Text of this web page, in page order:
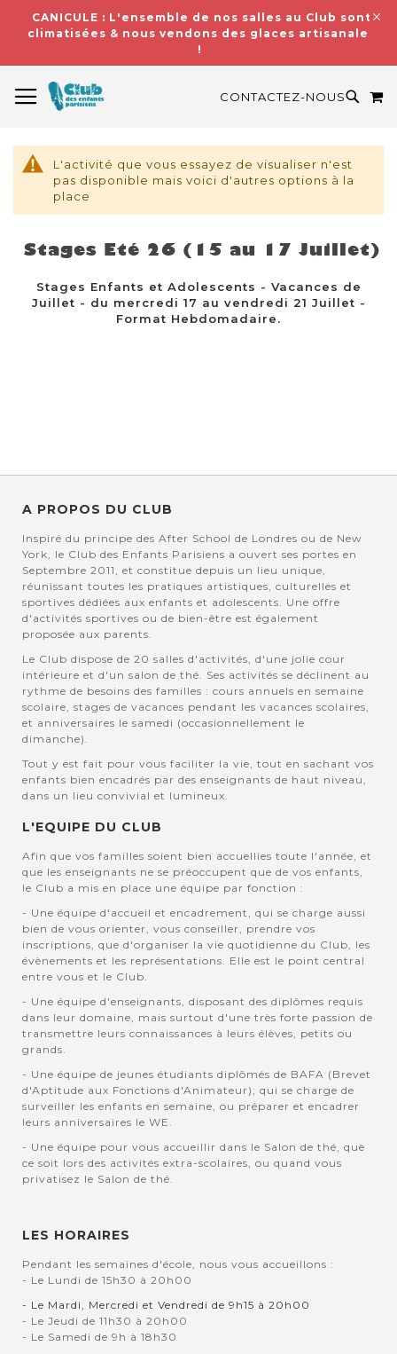
CANICULE : L'ensemble de nos salles au Club sont
climatisées & nous vendons des glaces artisanales
!
CONTACTEZ-NOUS
L'activité que vous essayez de visualiser n'est
pas disponible mais voici d'autres options à la
place
Stages Eté 26 (15 au 17 Juillet)
Stages Enfants et Adolescents - Vacances de
Juillet - du mercredi 17 au vendredi 21 Juillet -
Format Hebdomadaire.
A PROPOS DU CLUB
Inspiré du principe des After School de Londres ou de New
York, le Club des Enfants Parisiens a ouvert ses portes en
Septembre 2011, et constitue depuis un lieu unique,
réunissant toutes les pratiques artistiques, culturelles et
sportives dédiées aux enfants et adolescents. Une offre
d'activités sportives ou de bien-être est également
proposée aux parents.
Le Club dispose de 20 salles d'activités, d'une jolie cour
intérieure et d'un salon de thé. Ses activités se déclinent au
rythme de besoins des familles : cours annuels en semaine
scolaire, stages de vacances pendant les vacances scolaires,
et anniversaires le samedi (occasionnellement le
dimanche).
Tout y est fait pour vous faciliter la vie, tout en sachant vos
enfants bien encadrés par des enseignants de haut niveau,
dans un lieu convivial et lumineux.
L'EQUIPE DU CLUB
Afin que vos familles soient bien accuellies toute l'année, et
que les enseignants ne se préoccupent que de vos enfants,
le Club a mis en place une équipe par fonction :
- Une équipe d'accueil et encadrement, qui se charge aussi
bien de vous orienter, vous conseiller, prendre vos
inscriptions, que d'organiser la vie quotidienne du Club, les
évènements et les représentations. Elle est le point central
entre vous et le Club.
- Une équipe d'enseignants, disposant des diplômes requis
dans leur domaine, mais surtout d'une très forte passion de
transmettre leurs connaissances à leurs élèves, petits ou
grands.
- Une équipe de jeunes étudiants diplômés de BAFA (Brevet
d'Aptitude aux Fonctions d'Animateur); qui se charge de
surveiller les enfants en semaine, ou préparer et encadrer
leurs anniversaires le WE.
- Une équipe pour vous accueillir dans le Salon de thé, que
ce soit lors des activités extra-scolaires, ou quand vous
privatisez le Salon de thé.
LES HORAIRES
Pendant les semaines d'école, nous vous accueillons :
- Le Lundi de 15h30 à 20h00
- Le Mardi, Mercredi et Vendredi de 9h15 à 20h00
- Le Jeudi de 11h30 à 20h00
- Le Samedi de 9h à 18h30